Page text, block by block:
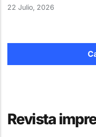
22 Julio, 2026
Revista